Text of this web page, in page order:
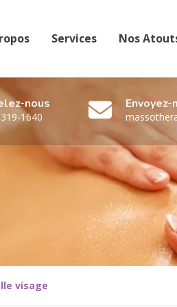
Services Nos
nous
1640
visage